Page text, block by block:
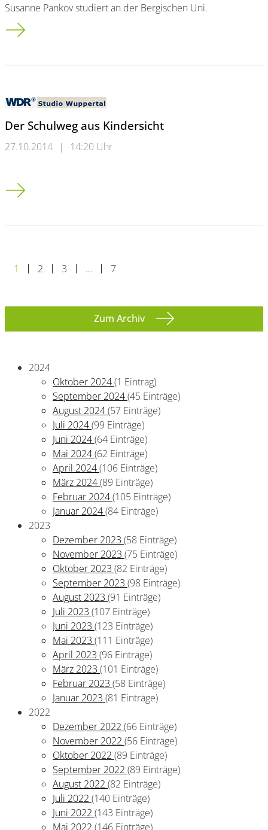
Susanne Pankov studiert an der Bergischen Uni.
Wie Personalrekrutierung per Facebook & Co. gelingt:
Der Schulweg aus Kindersicht
27.10.2014 | 14:20 Uhr
Der Schulweg aus Kindersicht
1 2 3 … 7
Zum Archiv
2024
Oktober 2024(1 Eintrag)
September 2024(45 Einträge)
August 2024(57 Einträge)
Juli 2024(99 Einträge)
Juni 2024(64 Einträge)
Mai 2024(62 Einträge)
April 2024(106 Einträge)
März 2024(89 Einträge)
Februar 2024(105 Einträge)
Januar 2024(84 Einträge)
2023
Dezember 2023 (58 Einträge)
November 2023 (75 Einträge)
Oktober 2023 (82 Einträge)
September 2023 (98 Einträge)
August 2023 (91 Einträge)
Juli 2023 (107 Einträge)
Juni 2023 (123 Einträge)
Mai 2023 (111 Einträge)
April 2023 (96 Einträge)
März 2023 (101 Einträge)
Februar 2023 (58 Einträge)
Januar 2023 (81 Einträge)
2022
Dezember 2022 (66 Einträge)
November 2022 (56 Einträge)
Oktober 2022 (89 Einträge)
September 2022 (89 Einträge)
August 2022 (82 Einträge)
Juli 2022 (140 Einträge)
Juni 2022 (143 Einträge)
Mai 2022 (146 Einträge)